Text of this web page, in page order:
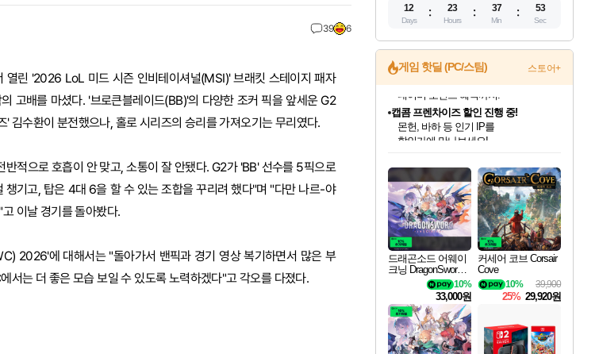
39 6
열린 '2026 LoL 미드 시즌 인비테이셔널(MSI)' 브래킷 스테이지 패자
고배를 마셨다. '브로큰블레이드(BB)'의 다양한 조커 픽을 앞세운 G2
김수환이 분전했으나, 홀로 시리즈의 승리를 가져오기는 무리였다.
적으로 호흡이 안 맞고, 소통이 잘 안됐다. G2가 'BB' 선수를 5픽으로
챙기고, 탑은 4대 6을 할 수 있는 조합을 꾸리려 했다"며 "다만 나르-야
이날 경기를 돌아봤다.
2026'에 대해서는 "돌아가서 밴픽과 경기 영상 복기하면서 많은 부
서는 더 좋은 모습 보일 수 있도록 노력하겠다"고 각오를 다졌다.
12
Days
23
Hours
37
Min
52
Sec
게임 핫딜 (PC/스팀) 스토어+
네이버혜택과 함께 만나보세요!
50%할인&추가 적립까지!
이니&베니 혜택까지!
네이버 혜택가와 함께 예약하세요!
할인&네이버혜택으로 만나보세요!
네이버페이 혜택과 만나보세요!
40주년 프로모션으로 만나보세요!
네이버 포인트 혜택까지!
캡콤 프렌차이즈 할인 진행 중!
몬헌, 바하 등 인기 IP를
할인가에 만나보세요!
일부 에디션 상시 할인!
혜택으로 예약 판매 중
편안하게 충전하세요
드래곤소드 어웨이
크닝 DragonSword A
10%
33,000원
커세어 코브 Corsair
Cove
39,900
10%
25% 29,920원